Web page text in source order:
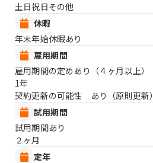
土日祝日その他
休暇
年末年始休暇あり
雇用期間
雇用期間の定めあり（４ヶ月以上）
1年
契約更新の可能性 あり（原則更新）
試用期間
試用期間あり
２ヶ月
定年